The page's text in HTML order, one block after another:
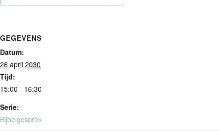
GEGEVENS
Datum:
26 april 2030
Tijd:
15:00 - 16:30
Serie:
Bijbelgesprek